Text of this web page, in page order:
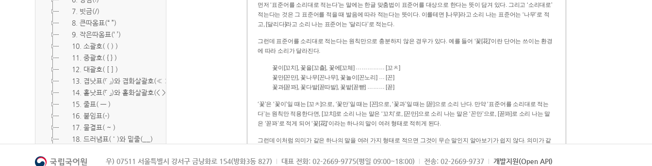
7. 빗금(/)
8. 큰따옴표(“ ”)
9. 작은따옴표(‘ ’)
10. 소괄호( ( ) )
11. 중괄호( { } )
12. 대괄호( [ ] )
13. 겹낫표(『 』)와 겹화살괄호(≪ ≫)
14. 홑낫표(「 」)와 홑화살괄호(< >)
15. 줄표( ― )
16. 붙임표(-)
17. 물결표( ~ )
18. 드러냄표( ˙ )와 밑줄(__)
20. 빠짐표( □ )
먼저 ‘표준어를 소리대로 적는다’는 말에는 한글 맞춤법이 표준어를 대상으로 한다는 뜻이 담겨 있다. 그리고 ‘소리대로’
적는다는 것은 그 표준어를 적을 때 발음에 따라 적는다는 뜻이다. 이를테면 [나무]라고 소리 나는 표준어는 ‘나무’로 적
고, [달리다]라고 소리 나는 표준어는 ‘달리다’로 적는다.
그런데 표준어를 소리대로 적는다는 원칙만으로 충분하지 않은 경우가 있다. 예를 들어 ‘꽃[花]’이란 단어는 쓰이는 환경
에 따라 소리가 달라진다.
꽃이[꼬치], 꽃을[꼬츨], 꽃에[꼬체] …………… [꼬ㅊ]
꽃만[꼰만], 꽃나무[꼰나무], 꽃놀이[꼰노리] … [꼰]
꽃과[꼳꽈], 꽃다발[꼳따발], 꽃밭[꼳빧] ……… [꼳]
‘꽃’은 ‘꽃이’일 때는 [꼬ㅊ]으로, ‘꽃만’일 때는 [꼰]으로, ‘꽃과’일 때는 [꼳]으로 소리 난다. 만약 ‘표준어를 소리대로 적는
다’는 원칙만 적용한다면, [꼬치]로 소리 나는 말은 ‘꼬치’로, [꼰만]으로 소리 나는 말은 ‘꼰만’으로, [꼳꽈]로 소리 나는 말
은 ‘꼳꽈’로 적게 되어 ‘꽃[花]’이라는 하나의 말이 여러 형태로 적히게 된다.
그런데 이처럼 의미가 같은 하나의 말을 여러 가지 형태로 적으면 그것이 무슨 말인지 알아보기가 쉽지 않다. 의미가 같
되게 적는 것이 의미를 파악하는 데 효과적이다.
우) 07511 서울특별시 강서구 금낭화로 154(방화3동 827) 대표 전화: 02-2669-9775(평일 09:00~18:00) 전송: 02-2669-9737 개발지원(Open API)